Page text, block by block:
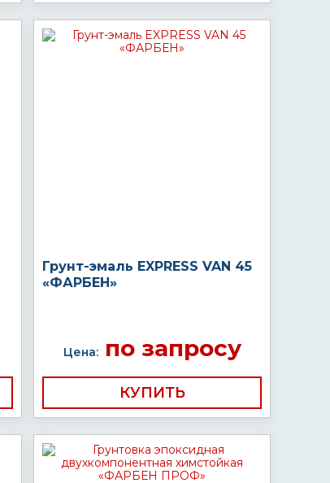
Грунт-эмаль EXPRESS VAN 45
«ФАРБЕН»
Цена:по запросу
КУПИТЬ